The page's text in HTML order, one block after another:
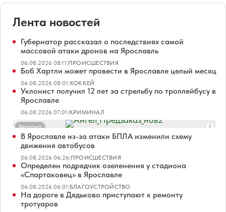
Лента новостей
Губернатор рассказал о последствиях самой
массовой атаки дронов на Ярославль
06.08.2026 08:11|ПРОИСШЕСТВИЯ
Боб Хартли может провести в Ярославле целый месяц
06.08.2026 08:01|ХОККЕЙ
Уклонист получил 12 лет за стрельбу по троллейбусу в
Ярославле
06.08.2026 07:01|КРИМИНАЛ
Реклама
В Ярославле из-за атаки БПЛА изменили схему
движения автобусов
06.08.2026 06:26|ПРОИСШЕСТВИЯ
Определен подрядчик озеленения у стадиона
«Спартаковец» в Ярославле
06.08.2026 06:01|БЛАГОУСТРОЙСТВО
На дороге в Дядьково приступают к ремонту
тротуаров